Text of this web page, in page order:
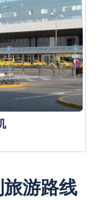
游路线